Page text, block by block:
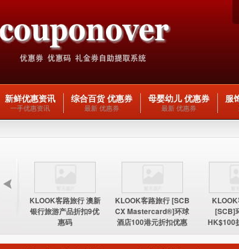
新鲜优惠资讯
一手优惠资讯
综合百货 优惠券
最新 优惠券
母婴幼儿 优惠券
最新 优惠券
服
KLOOK客路旅行 澳新
银行旅游产品折扣9优
惠码
KLOOK客路旅行 [SCB
CX Mastercard®]环球
酒店100港元折扣优惠
码
[SCB]
HK$100